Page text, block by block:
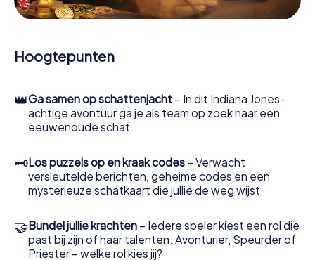
cruciale opsporingsinstrument: met onze app kun je
getuigen interviewen, plaatsen delict onderzoeken,
Tijdens het spel duiken jij en jouw team steeds dieper in
Hoogtepunten
👑Ga samen op schattenjacht – In dit Indiana Jones-
achtige avontuur ga je als team op zoek naar een
eeuwenoude schat.
🗝Los puzzels op en kraak codes – Verwacht
versleutelde berichten, geheime codes en een
mysterieuze schatkaart die jullie de weg wijst.
🤝Bundel jullie krachten – Iedere speler kiest een rol die
past bij zijn of haar talenten. Avonturier, Speurder of
Priester – welke rol kies jij?